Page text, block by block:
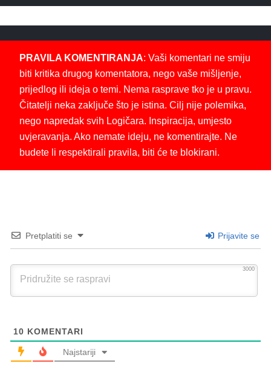
PRAVILA KOMENTIRANJA: Vaši komentari ne smiju
biti kritika drugog komentatora, nego vaše mišljenje,
prijedlog ili ideja o temi. Nema rasprave tko je u pravu.
Čitatelji neka zaključe što je istina. Cilj nije polemika,
nego napredak svih Logičara. Inspiracija, umjesto
uvjeravanja. Ako nemate ideju, ne komentirajte. Ne
budete li respektirali pravila, biti će te blokirani.
Pretplatiti se Prijavite se
3000
10 KOMENTARI
Najstariji